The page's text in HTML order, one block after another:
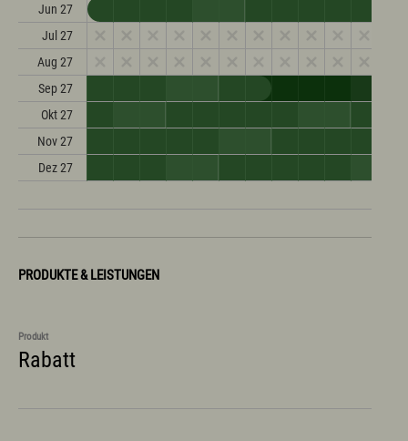
Jun 27
Jul 27
Aug 27
Sep 27
Okt 27
Nov 27
Dez 27
PRODUKTE & LEISTUNGEN
Produkt
Rabatt